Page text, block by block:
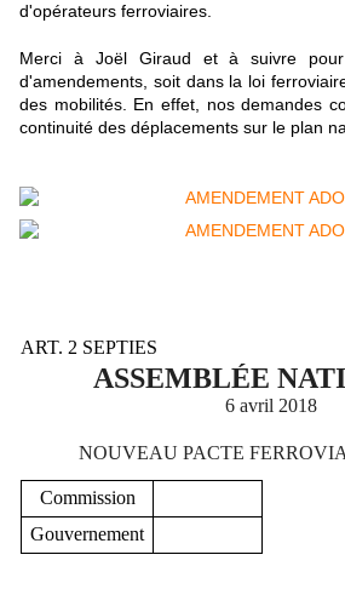
d'opérateurs ferroviaires.
Merci à Joël Giraud et à suivre pour
d'amendements, soit dans la loi
des mobilités. En effet, nos demandes
continuité des déplacements sur le plan
ART. 2 SEPTIES
ASSEMBLÉE
6 avril 2018
NOUVEAU PACTE
Commission
Gouvernement